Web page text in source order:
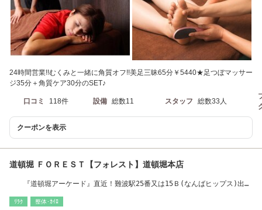
24時間営業!!むくみと一緒に角質オフ!!美足三昧65分￥5440★足つぼマッサー
ジ35分＋角質ケア30分のSET♪
口コミ 118件 設備 総数11 スタッフ 総数33人
クーポンを表示
道頓堀 ＦＯＲＥＳＴ【フォレスト】道頓堀本店
『道頓堀アーケード』直近！難波駅25番又は15Ｂ(なんばヒップス)出口
ﾘﾗｸ 整体･ｶｲﾛ